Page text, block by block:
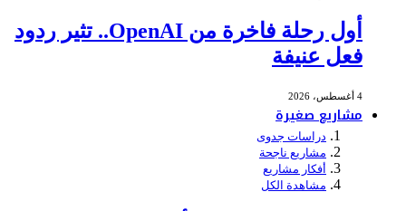
أول رحلة فاخرة من OpenAI.. تثير ردود
فعل عنيفة
4 أغسطس، 2026
مشاريع صغيرة
دراسات جدوى
مشاريع ناجحة
أفكار مشاريع
مشاهدة الكل